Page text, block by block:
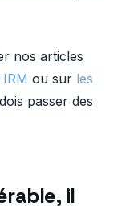
nos articles
ou sur les
passer des
il